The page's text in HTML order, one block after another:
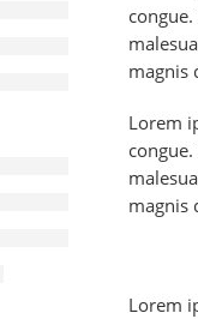
magnis
Lorem
magnis
Lorem